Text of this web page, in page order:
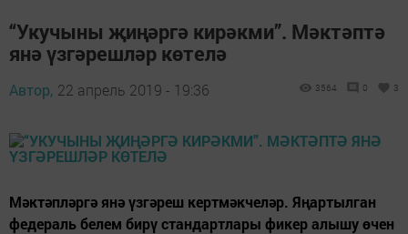
“Укучыны җиңәргә кирәкми”. Мәктәптә
янә үзгәрешләр көтелә
Автор, 22 апрель 2019 - 19:36 3564 0 3
Мәктәпләргә янә үзгәреш кертмәкчеләр. Яңартылган
федераль белем бирү стандартлары фикер алышу өчен